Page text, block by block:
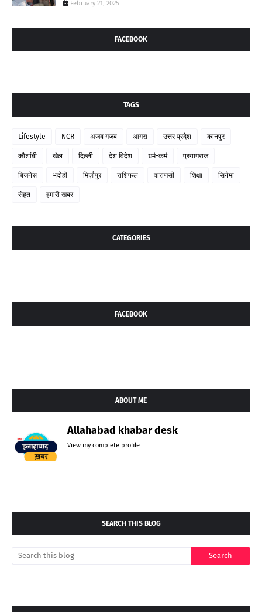
February 21, 2025
FACEBOOK
TAGS
Lifestyle NCR अजब गजब आगरा उत्तर प्रदेश कानपुर
कौशांबी खेल दिल्ली देश विदेश धर्म-कर्म प्रयागराज
बिजनेस भदोही मिर्ज़ापुर राशिफल वाराणसी शिक्षा सिनेमा
सेहत हमारी खबर
CATEGORIES
FACEBOOK
ABOUT ME
Allahabad khabar desk
View my complete profile
SEARCH THIS BLOG